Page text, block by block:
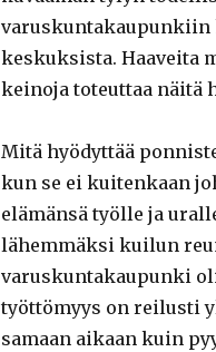
varuskuntakaupunkiin
keskuksista. Haaveita
keinoja toteuttaa näitä
Mitä hyödyttää
kun se ei kuitenkaan
elämänsä työlle ja
lähemmäksi kuilun
varuskuntakaupunki
työttömyys on reilusti
samaan aikaan kuin